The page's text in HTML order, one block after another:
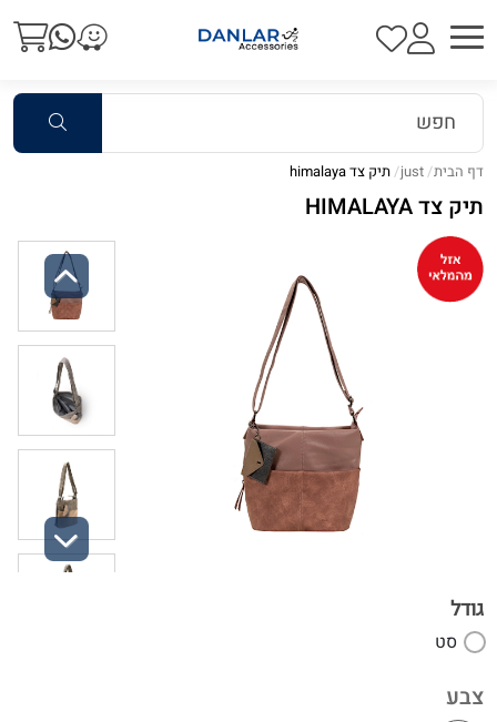
דף הבית just תיק צד himalaya
תיק צד HIMALAYA
צבע
גודל
סט
Previous
Next